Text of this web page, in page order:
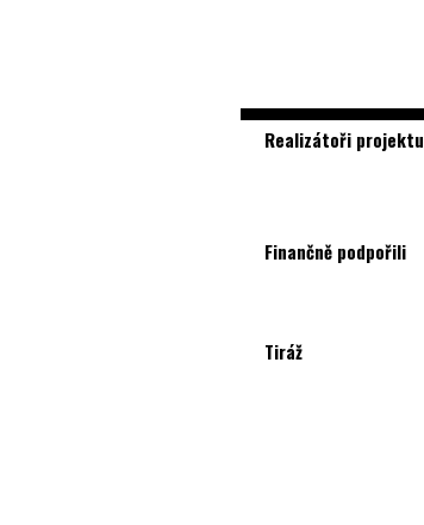
Realizátoři projektu
Finančně podpořili
Tiráž